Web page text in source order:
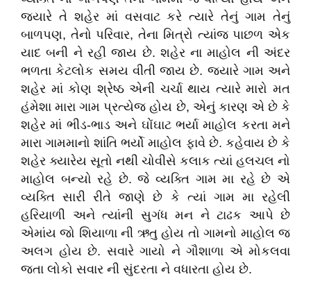
જ્યારે તે શહેર માં વસવાટ કરે ત્યારે તેનું ગામ તેનું
બાળપણ, તેનો પરિવાર, તેના મિત્રો ત્યાંજ પાછળ એક
યાદ બની ને રહી જાય છે. શહેર ના માહોલ ની અંદર
ભળતા કેટલોક સમય વીતી જાય છે. જ્યારે ગામ અને
શહેર માં કોણ શ્રેષ્ઠ એની ચર્ચા થાય ત્યારે મારો મત
હંમેશા મારા ગામ પ્રત્યેજ હોય છે, એનું કારણ એ છે કે
શહેર માં ભીડ-ભાડ અને ઘોંઘાટ ભર્યા માહોલ કરતા મને
મારા ગામમાનો શાંતિ ભર્યો માહોલ ફાવે છે. કહેવાય છે કે
શહેર ક્યારેય સૂતો નથી ચોવીસે કલાક ત્યાં હલચલ નો
માહોલ બન્યો રહે છે. જે વ્યક્તિ ગામ મા રહે છે એ
વ્યક્તિ સારી રીતે જાણે છે કે ત્યાં ગામ મા રહેલી
હરિયાળી અને ત્યાંની સુગંધ મન ને ટાઢક આપે છે
એમાંય જો શિયાળા ની ઋતુ હોય તો ગામનો માહોલ જ
અલગ હોય છે. સવારે ગાયો ને ગૌશાળા એ મોકલવા
જતા લોકો સવાર ની સુંદરતા ને વધારતા હોય છે.